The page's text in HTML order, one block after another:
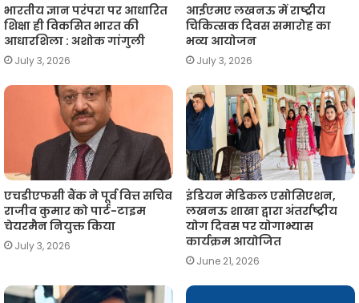
भारतीय ज्ञान परंपरा पर आधारित
शिक्षा ही विकसित भारत की
आधारशिला : अशोक गांगुली
July 3, 2026
आईएमए लखनऊ में राष्ट्रीय
चिकित्सक दिवस समारोह का
भव्य आयोजन
July 3, 2026
एचडीएफसी बैंक ने पूर्व वित्त सचिव
राजीव कुमार को पार्ट-टाइम
चेयरमैन नियुक्त किया
July 3, 2026
इंडियन मेडिकल एसोसिएशन,
लखनऊ शाखा द्वारा अंतर्राष्ट्रीय
योग दिवस पर योगाभ्यास
कार्यक्रम आयोजित
June 21, 2026